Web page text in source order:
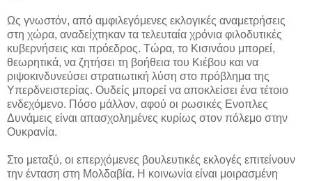
Ως γνωστόν, από αμφιλεγόμενες εκλογικές αναμετρήσεις
στη χώρα, αναδείχτηκαν τα τελευταία χρόνια φιλοδυτικές
κυβερνήσεις και πρόεδρος. Τώρα, το Κισινάου μπορεί,
θεωρητικά, να ζητήσει τη βοήθεια του Κιέβου και να
ριψοκινδυνεύσει στρατιωτική λύση στο πρόβλημα της
Υπερδνειστερίας. Ουδείς μπορεί να αποκλείσει ένα τέτοιο
ενδεχόμενο. Πόσο μάλλον, αφού οι ρωσικές Ενοπλες
Δυνάμεις είναι απασχολημένες κυρίως στον πόλεμο στην
Ουκρανία.
Στο μεταξύ, οι επερχόμενες βουλευτικές εκλογές επιτείνουν
την ένταση στη Μολδαβία. Η κοινωνία είναι μοιρασμένη